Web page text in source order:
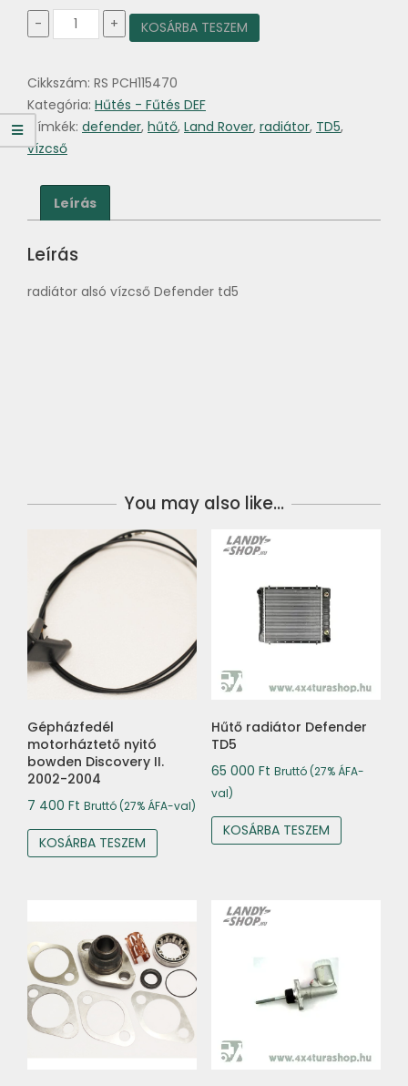
-
Hűtő
alsó
TD5
mennyiség
+ KOSÁRBA TESZEM
Cikkszám: RS PCH115470
Kategória: Hűtés - Fűtés DEF
Címkék: defender, hűtő, Land Rover, radiátor, TD5,
vízcső
Leírás
Leírás
radiátor alsó vízcső Defender td5
You may also like…
Gépházfedél
motorháztető nyitó
bowden Discovery II.
2002-2004
7 400 Ft Bruttó (27% ÁFA-val)
KOSÁRBA TESZEM
Hűtő radiátor Defender
TD5
65 000 Ft Bruttó (27% ÁFA-
val)
KOSÁRBA TESZEM